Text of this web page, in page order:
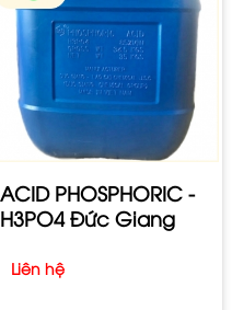
ACID PHOSPHORIC -
H3PO4 Đức Giang
Liên hệ